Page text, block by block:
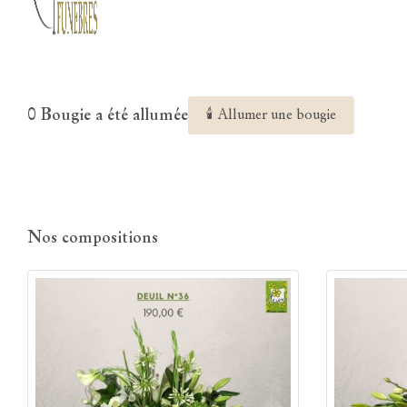
0 Bougie a été allumée 🕯 Allumer une bougie
Nos compositions